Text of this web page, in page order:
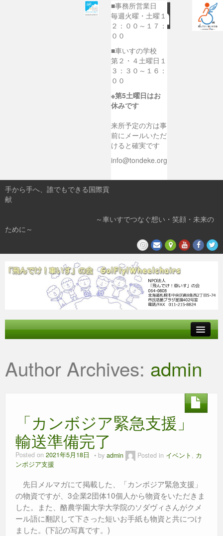
■事務所営業日
毎週火曜・土曜１
２：００～１７：
００
■車いすの学校
第２・４土曜日１
３：３０～１６：
００
※第5土曜日はお
休みです
来所予定の方は事
前にメールいただ
けると確実です
info@tondeke.org
手から手へ、誰でもできる国際貢
献
～車いすでつなぐ想い・笑顔・未来の
ために～
参加する
Author Archives: admin
「カンボジア緊急支援」
輸送準備完了
Posted on 2021年5月18日 by admin Posted in イベント , カ
ンボジア支援
先日メルマガにて掲載した、「カンボジア緊急支援」
の物資ですが、3企業2団体10個人から物資をいただきま
した。また、酪農学園大学大学院のソダヴィさんがクメ
ール語に翻訳して下さった短いお手紙も物資と共につけ
ました。(下記の写真です。)